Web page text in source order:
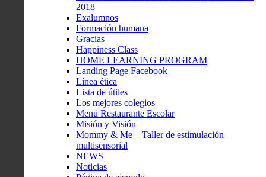
2018
Exalumnos
Formación humana
Gracias
Happiness Class
HOME LEARNING PROGRAM
Landing Page Facebook
Línea ética
Lista de útiles
Los mejores colegios
Menú Restaurante Escolar
Misión y Visión
Mommy & Me – Taller de estimulación
multisensorial
NEWS
Noticias